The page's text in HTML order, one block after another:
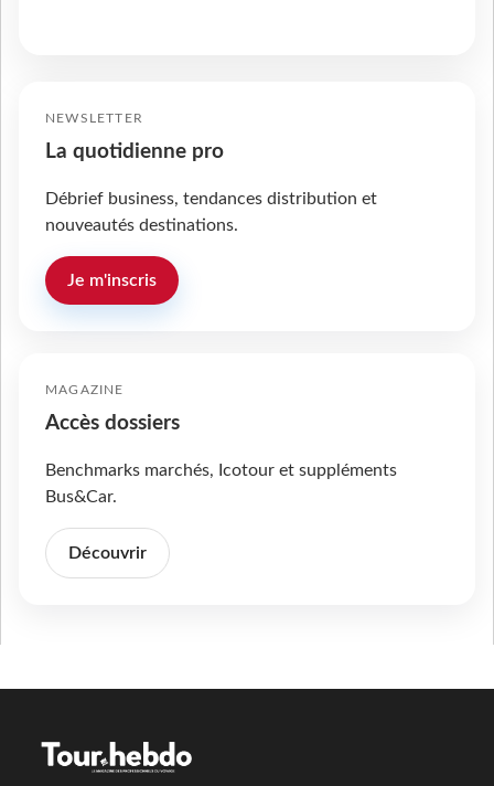
NEWSLETTER
La quotidienne pro
Débrief business, tendances distribution et
nouveautés destinations.
Je m'inscris
MAGAZINE
Accès dossiers
Benchmarks marchés, Icotour et suppléments
Bus&Car.
Découvrir